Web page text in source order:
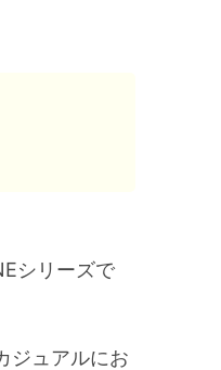
シリーズで
ジュアルにお